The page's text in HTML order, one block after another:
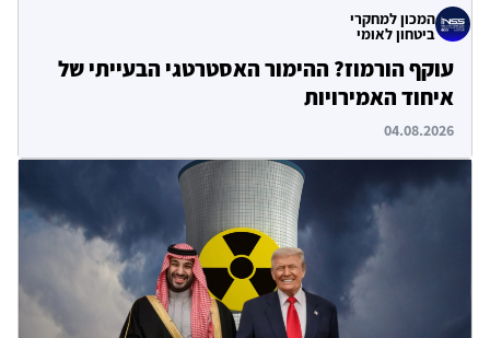
המכון למחקרי
ביטחון לאומי
עוקף הורמוז? ההימור האסטרטגי הבעייתי של
איחוד האמירויות
04.08.2026